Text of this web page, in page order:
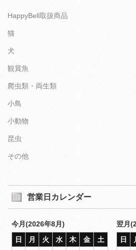
HappyBell取扱商品
猫
犬
観賞魚
爬虫類・両生類
小鳥
小動物
昆虫
その他
営業日カレンダー
今月(2026年8月)
日
月 火 水 木 金
土
翌月
日